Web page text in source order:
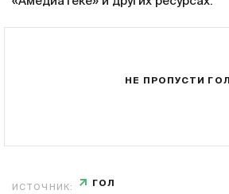
НЕ ПРОПУСТИ ГОЛ
ИСТОЧНИК: ГОЛ